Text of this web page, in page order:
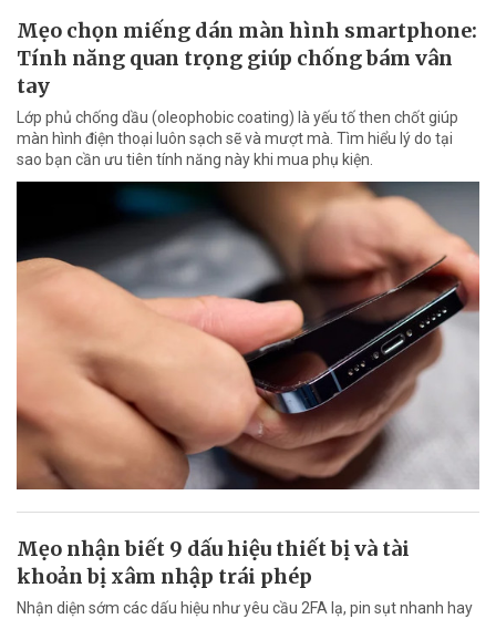
Mẹo chọn miếng dán màn hình smartphone:
Tính năng quan trọng giúp chống bám vân
tay
Lớp phủ chống dầu (oleophobic coating) là yếu tố then chốt giúp
màn hình điện thoại luôn sạch sẽ và mượt mà. Tìm hiểu lý do tại
sao bạn cần ưu tiên tính năng này khi mua phụ kiện.
Mẹo nhận biết 9 dấu hiệu thiết bị và tài
khoản bị xâm nhập trái phép
Nhận diện sớm các dấu hiệu như yêu cầu 2FA lạ, pin sụt nhanh hay